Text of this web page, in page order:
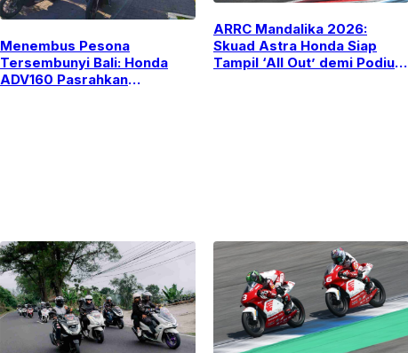
Menembus Pesona
Tersembunyi Bali: Honda
ADV160 Pasrahkan
​ARRC Mandalika 2026:
Skuad Astra Honda Siap
Tampil ‘All Out’ demi Podium